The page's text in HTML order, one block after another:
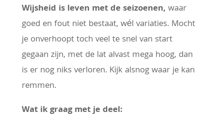
Wijsheid is leven met de seizoenen, waar
goed en fout niet bestaat, wél variaties. Mocht
je onverhoopt toch veel te snel van start
gegaan zijn, met de lat alvast mega hoog, dan
is er nog niks verloren. Kijk alsnog waar je kan
remmen.
Wat ik graag met je deel: